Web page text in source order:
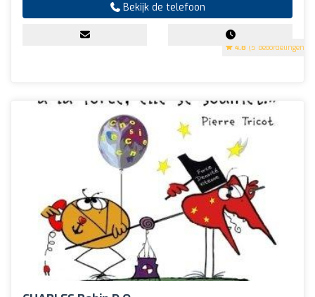
4.8 (5 beoordelingen)
Bekijk de telefoon